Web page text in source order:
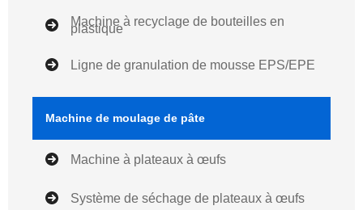
Machine à recyclage de bouteilles en
plastique
Ligne de granulation de mousse EPS/EPE
Machine de moulage de pâte
Machine à plateaux à œufs
Système de séchage de plateaux à œufs